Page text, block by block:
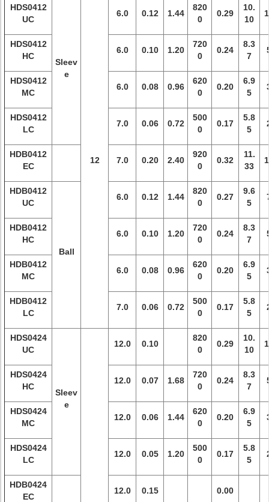
HDS0412
UC
Sleev
e
12
6.0 0.12 1.44
820
0
0.29
10.
10
HDS0412
HC
6.0 0.10 1.20
720
0
0.24
8.3
7
HDS0412
MC
6.0 0.08 0.96
620
0
0.20
6.9
5
HDS0412
LC
7.0 0.06 0.72
500
0
0.17
5.8
5
HDB0412
EC
7.0 0.20 2.40
920
0
0.32
11.
33
HDB0412
UC
Ball
6.0 0.12 1.44
820
0
0.27
9.6
5
HDB0412
HC
6.0 0.10 1.20
720
0
0.24
8.3
7
HDB0412
MC
6.0 0.08 0.96
620
0
0.20
6.9
5
HDB0412
LC
7.0 0.06 0.72
500
0
0.17
5.8
5
HDS0424
UC
Sleev
e
12.0 0.10
820
0
0.29
10.
10
HDS0424
HC
12.0 0.07 1.68
720
0
0.24
8.3
7
HDS0424
MC
12.0 0.06 1.44
620
0
0.20
6.9
5
HDS0424
LC
12.0 0.05 1.20
500
0
0.17
5.8
5
HDB0424
EC
12.0 0.15 0.00